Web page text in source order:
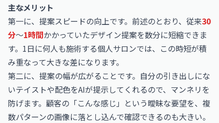
主なメリット
第一に、提案スピードの向上です。前述のとおり、従来30
分〜1時間かかっていたデザイン提案を数分に短縮できま
す。1日に何人も施術する個人サロンでは、この時短が積
み重なって大きな差になります。
第二に、提案の幅が広がることです。自分の引き出しにな
いテイストや配色をAIが提示してくれるので、マンネリを
防げます。顧客の「こんな感じ」という曖昧な要望を、複
数パターンの画像に落とし込んで確認できるのも大きい。